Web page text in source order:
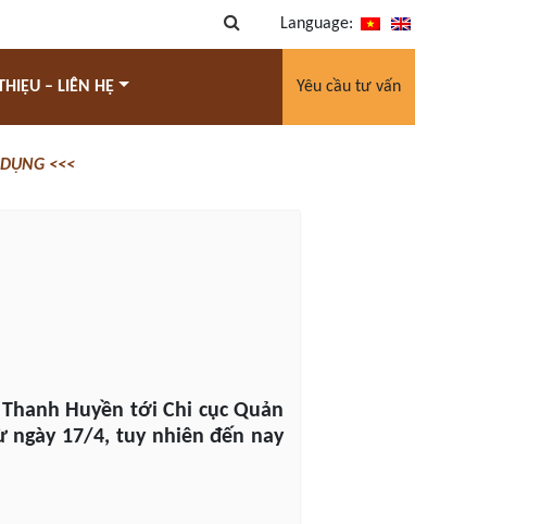
Language:
– LIÊN HỆ Yêu cầu tư vấn
<<<
Huyền tới Chi cục Quản
17/4, tuy nhiên đến nay